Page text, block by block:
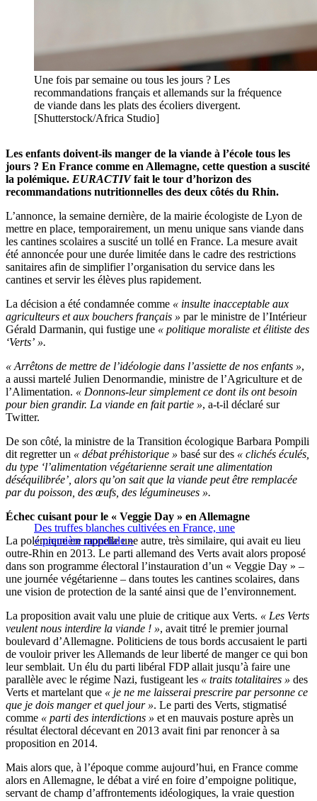
Une fois par semaine ou tous les jours ? Les
recommandations français et allemands sur la fréquence
de viande dans les plats des écoliers divergent.
[Shutterstock/Africa Studio]
Les enfants doivent-ils manger de la viande à l’école tous les
jours ? En France comme en Allemagne, cette question a suscité
la polémique. EURACTIVfait le tour d’horizon des
recommandations nutritionnelles des deux côtés du Rhin.
L’annonce, la semaine dernière, de la mairie écologiste de Lyon de
mettre en place, temporairement, un menu unique sans viande dans
les cantines scolaires a suscité un tollé en France. La mesure avait
été annoncée pour une durée limitée dans le cadre des restrictions
sanitaires afin de simplifier l’organisation du service dans les
cantines et servir les élèves plus rapidement.
La décision a été condamnée comme « insulte inacceptable aux
agriculteurs et aux bouchers français » par le ministre de l’Intérieur
Gérald Darmanin, qui fustige une « politique moraliste et élitiste des
‘Verts’ ».
« Arrêtons de mettre de l’idéologie dans l’assiette de nos enfants »,
a aussi martelé Julien Denormandie, ministre de l’Agriculture et de
l’Alimentation. « Donnons-leur simplement ce dont ils ont besoin
pour bien grandir. La viande en fait partie », a-t-il déclaré sur
Twitter.
De son côté, la ministre de la Transition écologique Barbara Pompili
dit regretter un « débat préhistorique » basé sur des « clichés éculés,
du type ‘l’alimentation végétarienne serait une alimentation
déséquilibrée’, alors qu’on sait que la viande peut être remplacée
par du poisson, des œufs, des légumineuses ».
Des truffes blanches cultivées en France, une
« première mondiale »
Échec cuisant pour le « Veggie Day » en Allemagne
La polémique en rappelle une autre, très similaire, qui avait eu lieu
outre-Rhin en 2013. Le parti allemand des Verts avait alors proposé
dans son programme électoral l’instauration d’un « Veggie Day » –
une journée végétarienne – dans toutes les cantines scolaires, dans
une vision de protection de la santé ainsi que de l’environnement.
La proposition avait valu une pluie de critique aux Verts. « Les Verts
veulent nous interdire la viande ! », avait titré le premier journal
boulevard d’Allemagne. Politiciens de tous bords accusaient le parti
de vouloir priver les Allemands de leur liberté de manger ce qui bon
leur semblait. Un élu du parti libéral FDP allait jusqu’à faire une
parallèle avec le régime Nazi, fustigeant les « traits totalitaires » des
Verts et martelant que « je ne me laisserai prescrire par personne ce
que je dois manger et quel jour ». Le parti des Verts, stigmatisé
comme « parti des interdictions » et en mauvais posture après un
résultat électoral décevant en 2013 avait fini par renoncer à sa
proposition en 2014.
Mais alors que, à l’époque comme aujourd’hui, en France comme
alors en Allemagne, le débat a viré en foire d’empoigne politique,
servant de champ d’affrontements idéologiques, la vraie question